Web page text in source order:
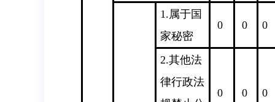
1.属于国
家秘密
0 0 0
2.其他法
律行政法
0 0 0